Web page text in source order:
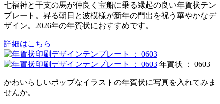
七福神と干支の馬が仲良く宝船に乗る縁起の良い年賀状テン
プレート。昇る朝日と波模様が新年の門出を祝う華やかなデ
ザイン。2026年の年賀状におすすめです。
詳細はこちら
年賀状 ： 0603
かわいらしいポップなイラストの年賀状に写真を入れてみま
せんか。